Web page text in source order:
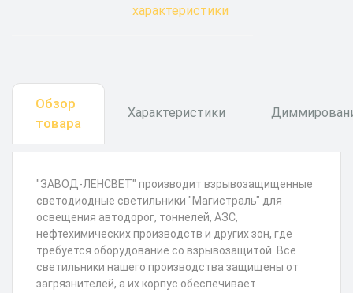
характеристики
Обзор
товара
Характеристики
"ЗАВОД-ЛЕНСВЕТ" производит взрывозащищенные
светодиодные светильники "Магистраль" для
освещения автодорог, тоннелей, АЗС,
нефтехимических производств и других зон, где
требуется оборудование со взрывозащитой. Все
светильники нашего производства защищены от
загрязнителей, а их корпус обеспечивает